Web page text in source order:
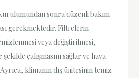
sonra düzenli bakım
gerekmektedir. Filtrelerin
veya değiştirilmesi,
çalışmasını sağlar ve hava
klimanın dış ünitesinin temiz